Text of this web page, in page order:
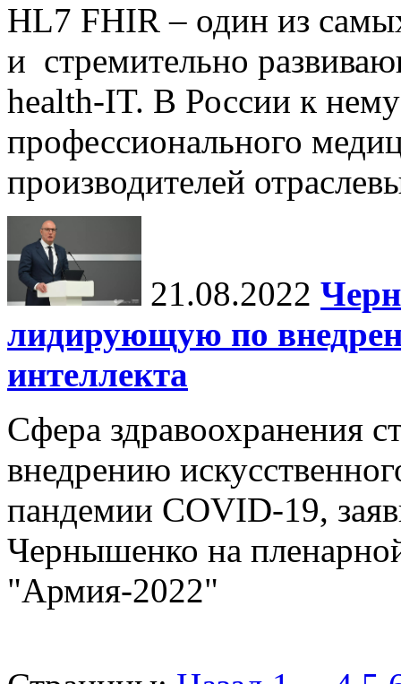
HL7 FHIR – один из
и стремительно
health-IT. В России к
профессионального
производителей
21.08.2022
лидирующую по
интеллекта
Сфера здравоохранения
внедрению
пандемии COVID-19,
Чернышенко на
"Армия-2022"